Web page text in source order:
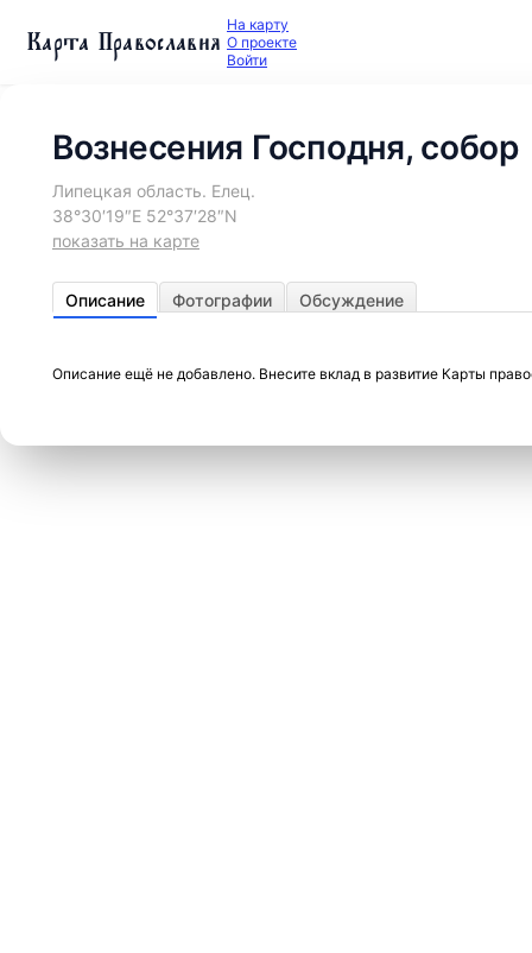
Карта Православия На карту
О проекте
Войти
Вознесения Господня, собор
Липецкая область. Елец.
38°30′19″E 52°37′28″N
показать на карте
Описание Фотографии Обсуждение
Описание ещё не добавлено. Внесите вклад в развитие Карты